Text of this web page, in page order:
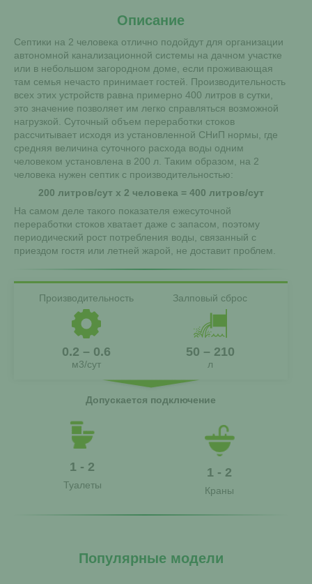
Описание
Септики на 2 человека отлично подойдут для организации
автономной канализационной системы на дачном участке
или в небольшом загородном доме, если проживающая
там семья нечасто принимает гостей. Производительность
всех этих устройств равна примерно 400 литров в сутки,
это значение позволяет им легко справляться возможной
нагрузкой. Суточный объем переработки стоков
рассчитывает исходя из установленной СНиП нормы, где
средняя величина суточного расхода воды одним
человеком установлена в 200 л. Таким образом, на 2
человека нужен септик с производительностью:
200 литров/сут х 2 человека = 400 литров/сут
На самом деле такого показателя ежесуточной
переработки стоков хватает даже с запасом, поэтому
периодический рост потребления воды, связанный с
приездом гостя или летней жарой, не доставит проблем.
Производительность
0.2 – 0.6
м3/сут
Залповый сброс
50 – 210
л
Допускается подключение
1 - 2
Туалеты
1 - 2
Краны
Популярные модели